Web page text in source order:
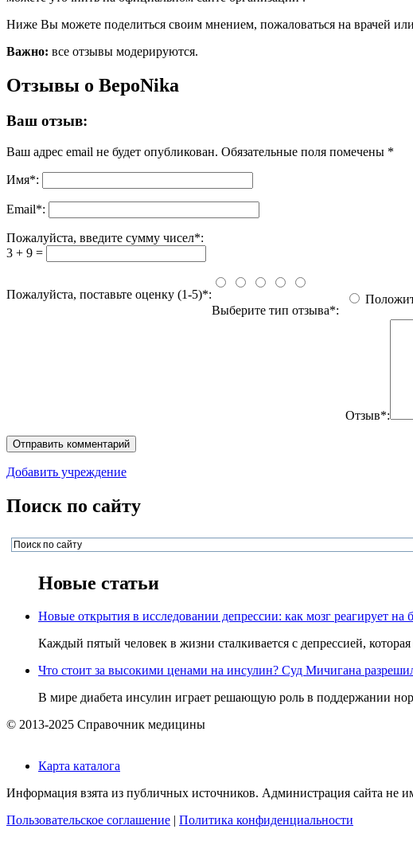
Ниже Вы можете поделиться своим мнением, пожаловаться на врачей
Важно: все отзывы модерируются.
Отзывы о ВероNika
Ваш отзыв:
Ваш адрес email не будет опубликован. Обязательные поля помечены *
Имя*:
Email*:
Пожалуйста, введите сумму чисел*:
3 + 9 =
Пожалуйста, поставьте оценку (1-5)*:
Выберите тип отзыва*:
Отзыв*:
Добавить учреждение
Поиск по сайту
Новые статьи
Новые открытия в исследовании депрессии: как мозг реагирует на
Каждый пятый человек в жизни сталкивается с депрессией, которая
Что стоит за высокими ценами на инсулин? Суд Мичигана
В мире диабета инсулин играет решающую роль в поддержании
© 2013-2025 Справочник медицины
Карта каталога
Информация взята из публичных источников. Администрация сайта не
Пользовательское соглашение
Политика конфиденциальности